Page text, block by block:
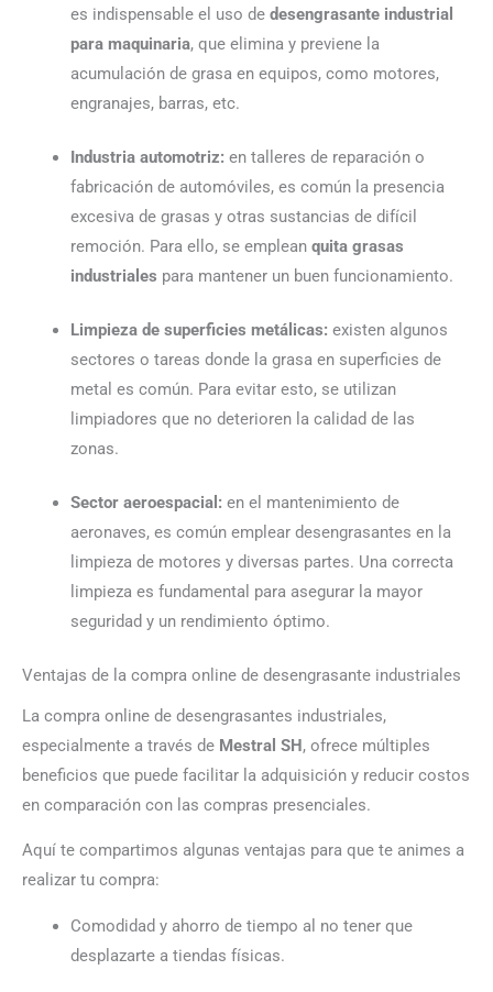
es indispensable el uso de desengrasante industrial
para maquinaria, que elimina y previene la
acumulación de grasa en equipos, como motores,
engranajes, barras, etc.
Industria automotriz: en talleres de reparación o
fabricación de automóviles, es común la presencia
excesiva de grasas y otras sustancias de difícil
remoción. Para ello, se emplean quita grasas
industriales para mantener un buen funcionamiento.
Limpieza de superficies metálicas: existen algunos
sectores o tareas donde la grasa en superficies de
metal es común. Para evitar esto, se utilizan
limpiadores que no deterioren la calidad de las
zonas.
Sector aeroespacial: en el mantenimiento de
aeronaves, es común emplear desengrasantes en la
limpieza de motores y diversas partes. Una correcta
limpieza es fundamental para asegurar la mayor
seguridad y un rendimiento óptimo.
Ventajas de la compra online de desengrasante industriales
La compra online de desengrasantes industriales,
especialmente a través de Mestral SH, ofrece múltiples
beneficios que puede facilitar la adquisición y reducir costos
en comparación con las compras presenciales.
Aquí te compartimos algunas ventajas para que te animes a
realizar tu compra:
Comodidad y ahorro de tiempo al no tener que
desplazarte a tiendas físicas.